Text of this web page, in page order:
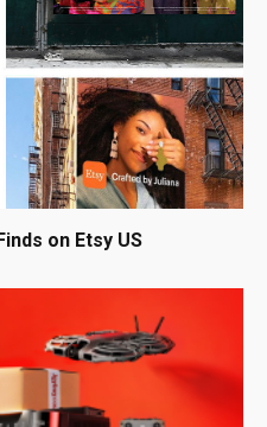
on Etsy US